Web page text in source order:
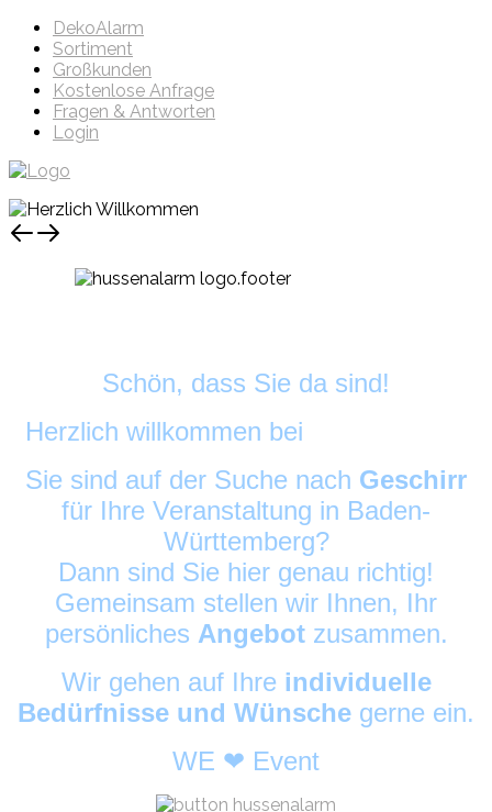
DekoAlarm
Sortiment
Großkunden
Kostenlose Anfrage
Fragen & Antworten
Login
Schön, dass Sie da sind!
Herzlich willkommen bei
Sie sind auf der Suche nach Geschirr
für Ihre Veranstaltung in Baden-
Württemberg?
Dann sind Sie hier genau richtig!
Gemeinsam stellen wir Ihnen, Ihr
persönliches Angebot zusammen.
Wir gehen auf Ihre individuelle
Bedürfnisse und Wünsche gerne ein.
WE ❤ Event